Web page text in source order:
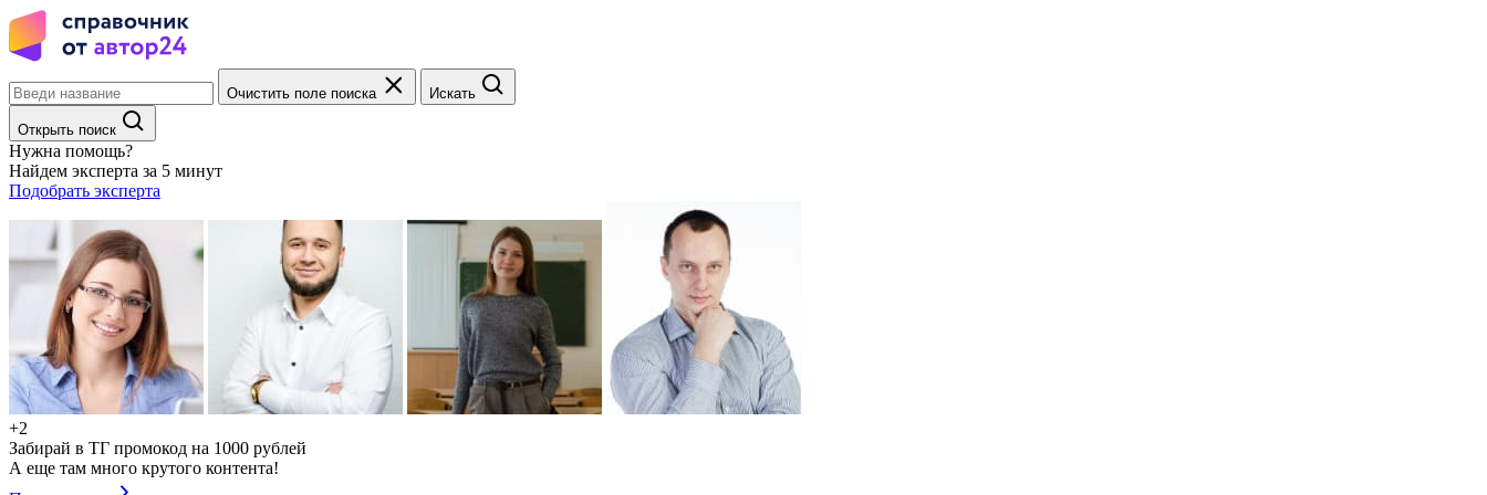
Очистить поле поиска Искать
Открыть поиск
Нужна помощь?
Найдем эксперта за 5 минут
Подобрать эксперта
+2
Забирай в ТГ промокод на 1000 рублей
А еще там много крутого контента!